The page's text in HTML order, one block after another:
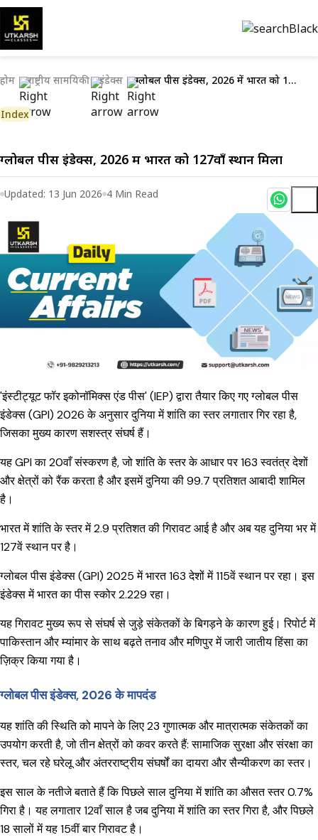
होम राष्ट्रीय सामयिकी इंडेक्स ग्लोबल पीस इंडेक्स, 2026 में भारत को 127वाँ स्थान मिला
Index
ग्लोबल पीस इंडेक्स, 2026 में भारत को 127वाँ स्थान मिला
Updated: 13 Jun 2026 4 Min Read
'इंस्टीट्यूट फॉर इकोनॉमिक्स एंड पीस' (IEP) द्वारा तैयार किए गए ग्लोबल पीस
इंडेक्स (GPI) 2026 के अनुसार दुनिया में शांति का स्तर लगातार गिर रहा है,
जिसका मुख्य कारण सशस्त्र संघर्ष हैं।
यह GPI का 20वाँ संस्करण है, जो शांति के स्तर के आधार पर 163 स्वतंत्र देशों
और क्षेत्रों को रैंक करता है और इसमें दुनिया की 99.7 प्रतिशत आबादी शामिल
है।
भारत में शांति के स्तर में 2.9 प्रतिशत की गिरावट आई है और अब यह दुनिया भर में
127वें स्थान पर है।
ग्लोबल पीस इंडेक्स (GPI) 2025 में भारत 163 देशों में 115वें स्थान पर रहा। इस
इंडेक्स में भारत का पीस स्कोर 2.229 रहा।
यह गिरावट मुख्य रूप से संघर्ष से जुड़े संकेतकों के बिगड़ने के कारण हुई। रिपोर्ट में
पाकिस्तान और म्यांमार के साथ बढ़ते तनाव और मणिपुर में जारी जातीय हिंसा का
ज़िक्र किया गया है।
ग्लोबल पीस इंडेक्स, 2026 के मापदंड
यह शांति की स्थिति को मापने के लिए 23 गुणात्मक और मात्रात्मक संकेतकों का
उपयोग करती है, जो तीन क्षेत्रों को कवर करते हैं: सामाजिक सुरक्षा और संरक्षा का
स्तर, चल रहे घरेलू और अंतरराष्ट्रीय संघर्षों का दायरा और सैन्यीकरण का स्तर।
इस साल के नतीजे बताते हैं कि पिछले साल दुनिया में शांति का औसत स्तर 0.7%
गिरा है। यह लगातार 12वाँ साल है जब दुनिया में शांति का स्तर गिरा है, और पिछले
18 सालों में यह 15वीं बार गिरावट है।